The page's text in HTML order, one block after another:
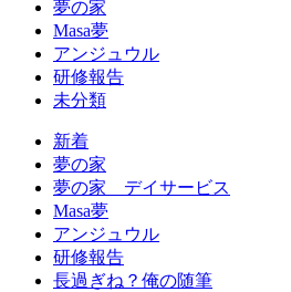
夢の家
Masa夢
アンジュウル
研修報告
未分類
新着
夢の家
夢の家 デイサービス
Masa夢
アンジュウル
研修報告
長過ぎね？俺の随筆